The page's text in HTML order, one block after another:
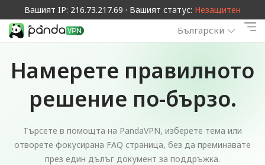
Вашият IP: 216.73.217.69 · Вашият статус: Незащитен
Български
Намерете правилното
решение по-бързо.
Търсете в помощта на PandaVPN, изберете тема или
отворете фокусирана FAQ страница, без да преминавате
през един дълъг документ за поддръжка.